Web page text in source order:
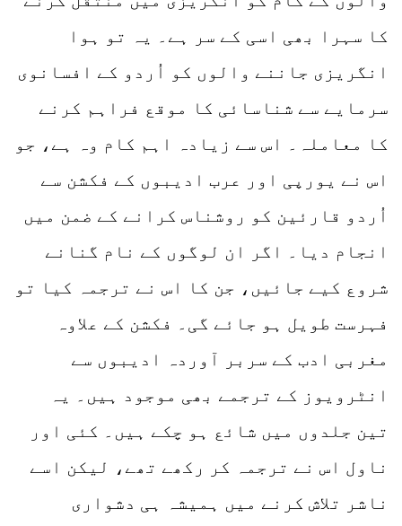
کا سہرا بھی اسی کے سر ہے۔ یہ تو ہوا
انگریزی جاننے والوں کو اُردو کے افسانوی
سرمایے سے شناسائی کا موقع فراہم کرنے
کا معاملہ۔ اس سے زیادہ اہم کام وہ ہے، جو
اس نے یورپی اور عرب ادیبوں کے فکشن سے
اُردو قارئین کو روشناس کرانے کے ضمن میں
انجام دیا۔ اگر ان لوگوں کے نام گنانے
شروع کیے جائیں، جن کا اس نے ترجمہ کیا تو
فہرست طویل ہو جائے گی۔ فکشن کے علاوہ
مغربی ادب کے سربر آوردہ ادیبوں سے
انٹرویوز کے ترجمے بھی موجود ہیں۔ یہ
تین جلدوں میں شائع ہو چکے ہیں۔ کئی اور
ناول اس نے ترجمہ کر رکھے تھے، لیکن اسے
ناشر تلاش کرنے میں ہمیشہ ہی دشواری